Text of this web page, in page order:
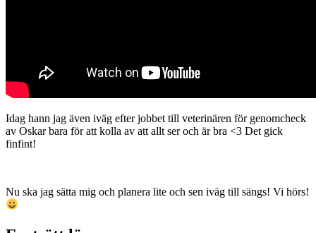
Idag hann jag även iväg efter jobbet till veterinären för genomcheck
av Oskar bara för att kolla av att allt ser och är bra <3 Det gick
finfint!
Nu ska jag sätta mig och planera lite och sen iväg till sängs! Vi hörs!